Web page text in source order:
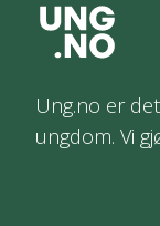
Ung.no er
ungdom. Vi